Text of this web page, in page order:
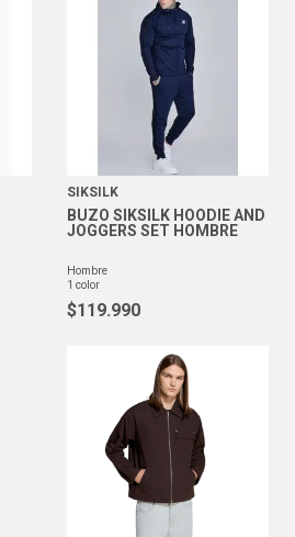
SIKSILK
BUZO SIKSILK HOODIE AND
JOGGERS SET HOMBRE
hombre
1 color
$119.990